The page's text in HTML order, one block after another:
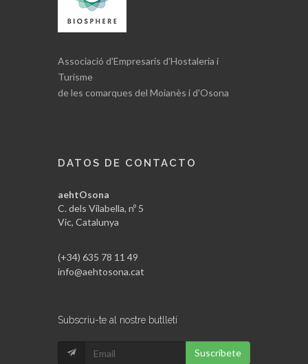
Associació d'Empresaris d'Hostaleria i
Turisme
de les comarques del Moianès i d'Osona
DATOS DE CONTACTO
aehtOsona
C. dels Vilabella, nº 5
Vic, Catalunya
(+34) 635 78 11 49
info@aehtosona.cat
Subscriu-te al nostre butlletí
Suscribete